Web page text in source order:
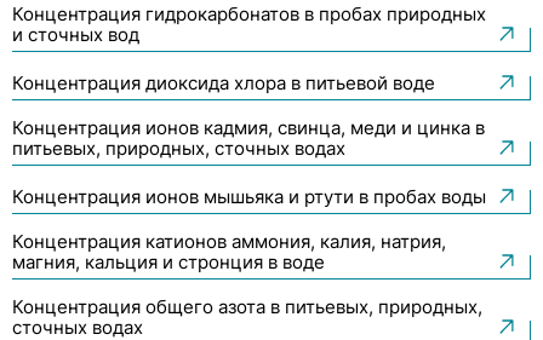
Сервис и ремонт
Контакты
Концентрация гидрокарбонатов в пробах природных
и сточных вод
Концентрация диоксида хлора в питьевой воде
Концентрация ионов кадмия, свинца, меди и цинка в
питьевых, природных, сточных водах
Концентрация ионов мышьяка и ртути в пробах воды
Концентрация катионов аммония, калия, натрия,
магния, кальция и стронция в воде
Концентрация общего азота в питьевых, природных,
сточных водах
Почва, ил, донные отложения